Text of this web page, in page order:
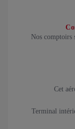
Nos comptoirs
Cet
Terminal